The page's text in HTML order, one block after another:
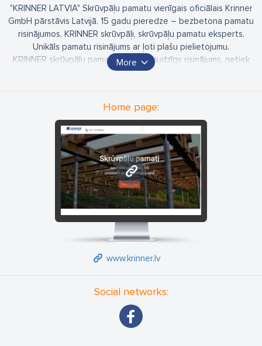
"KRINNER LATVIA" Skrūvpāļu pamatu vienīgais oficiālais Krinner
GmbH pārstāvis Latvijā. 15 gadu pieredze – bezbetona pamatu
risinājumos, KRINNER skrūvpāļi, skrūvpāļu pamatu eksperts.
Unikāls pamatu risinājums ar ļoti plašu pielietojumu.
KRINNER skrūvpāļu pamati ir videi draudzīgs risinājums, netiek
izrakņāta zeme, bojāts zālājs, apstādījumi, kā arī radīti būvgruži.
More
Home page:
www.krinner.lv
www.krinner.lv
Social networks: